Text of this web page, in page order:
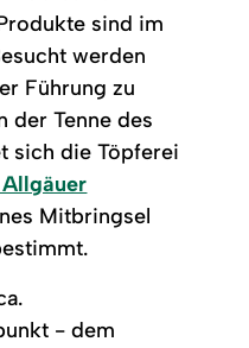
sind im
werden
Führung zu
der Tenne des
sich die Töpferei
Mitbringsel
- dem